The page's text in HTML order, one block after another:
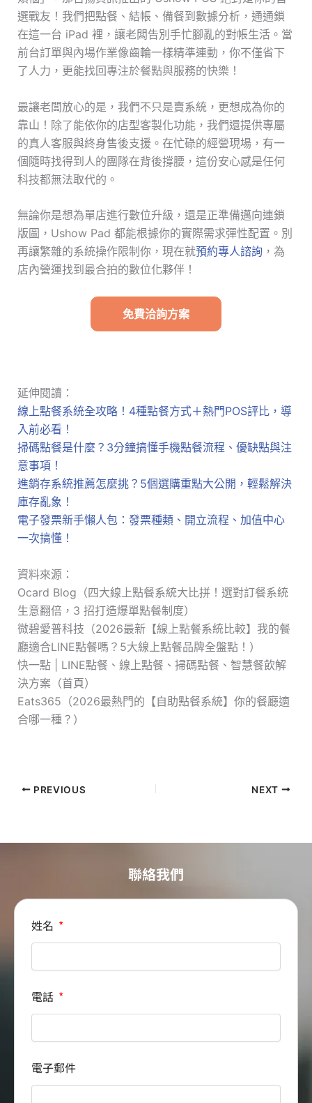
選戰友！我們把點餐、結帳、備餐到數據分析，通通鎖
在這一台 iPad 裡，讓老闆告別手忙腳亂的對帳生活。當
前台訂單與內場作業像齒輪一樣精準連動，你不僅省下
了人力，更能找回專注於餐點與服務的快樂！
最讓老闆放心的是，我們不只是賣系統，更想成為你的
靠山！除了能依你的店型客製化功能，我們還提供專屬
的真人客服與終身售後支援。在忙碌的經營現場，有一
個隨時找得到人的團隊在背後撐腰，這份安心感是任何
科技都無法取代的。
無論你是想為單店進行數位升級，還是正準備邁向連鎖
版圖，Ushow Pad 都能根據你的實際需求彈性配置。別
再讓繁雜的系統操作限制你，現在就預約專人諮詢 ，為
店內營運找到最合拍的數位化夥伴！
免費洽詢方案
延伸閱讀：
線上點餐系統全攻略！4種點餐方式＋熱門POS評比，導
入前必看！
掃碼點餐是什麼？3分鐘搞懂手機點餐流程、優缺點與注
意事項！
進銷存系統推薦怎麼挑？5個選購重點大公開，輕鬆解決
庫存亂象！
電子發票新手懶人包：發票種類、開立流程、加值中心
一次搞懂！
資料來源：
Ocard Blog（四大線上點餐系統大比拼！選對訂餐系統
生意翻倍，3 招打造爆單點餐制度）
微碧愛普科技（2026最新【線上點餐系統比較】我的餐
廳適合LINE點餐嗎？5大線上點餐品牌全盤點！）
快一點 | LINE點餐、線上點餐、掃碼點餐、智慧餐飲解
決方案（首頁）
Eats365（2026最熱門的【自助點餐系統】你的餐廳適
合哪一種？）
PREVIOUS NEXT
聯絡我們
姓名
電話
電子郵件